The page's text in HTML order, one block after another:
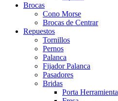
Brocas
Cono Morse
Brocas de Centrar
Repuestos
Tornillos
Pernos
Palanca
Fijador Palanca
Pasadores
Bridas
Porta Herramienta